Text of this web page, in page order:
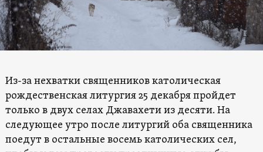
Из-за нехватки священников католическая
рождественская литургия 25 декабря пройдет
только в двух селах Джавахети из десяти. На
следующее утро после литургий оба священника
поедут в остальные восемь католических сел,